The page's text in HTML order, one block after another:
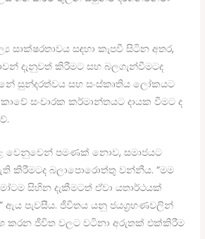
සාක්ෂරතාවය සඳහා කැපවී සිටින අතර,
දැනුවත් කිරීමට සහ බලගැන්වීමටද
සුන්දරත්වය සහ සංස්කෘතිය ලෝකයට
සංචාරක කර්මාන්තයට දායක වීමට ද
වෙනුවෙන් පමණක් නොව, සමාජයට
කිරීමටද බලාපොරොත්තු වන්නීය. “මම
සිහින දැකීමටත් ඒවා යතාර්ථයක්
ඇය පැවසීය. ජීවිතය යනු ජයග්‍රහණවලින්
කරන ජීවිත වලට වටිනා අරුතක් එක්කිරීම